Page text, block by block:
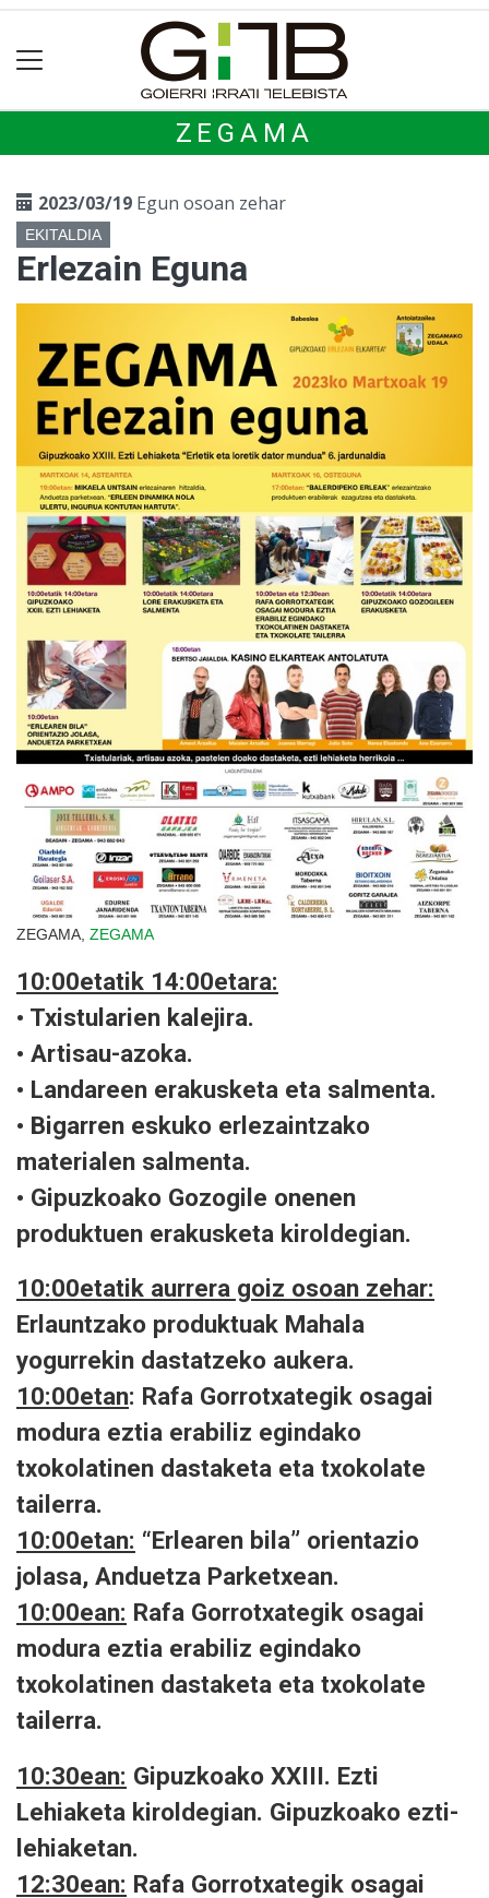
ZEGAMA
2023/03/19 Egun osoan zehar
EKITALDIA
Erlezain Eguna
ZEGAMA, ZEGAMA
10:00etatik 14:00etara:
• Txistularien kalejira.
• Artisau-azoka.
• Landareen erakusketa eta salmenta.
• Bigarren eskuko erlezaintzako
materialen salmenta.
• Gipuzkoako Gozogile onenen
produktuen erakusketa kiroldegian.
10:00etatik aurrera goiz osoan zehar:
Erlauntzako produktuak Mahala
yogurrekin dastatzeko aukera.
10:00etan: Rafa Gorrotxategik osagai
modura eztia erabiliz egindako
txokolatinen dastaketa eta txokolate
tailerra.
10:00etan: “Erlearen bila” orientazio
jolasa, Anduetza Parketxean.
10:00ean: Rafa Gorrotxategik osagai
modura eztia erabiliz egindako
txokolatinen dastaketa eta txokolate
tailerra.
10:30ean: Gipuzkoako XXIII. Ezti
Lehiaketa kiroldegian. Gipuzkoako ezti-
lehiaketan.
12:30ean: Rafa Gorrotxategik osagai